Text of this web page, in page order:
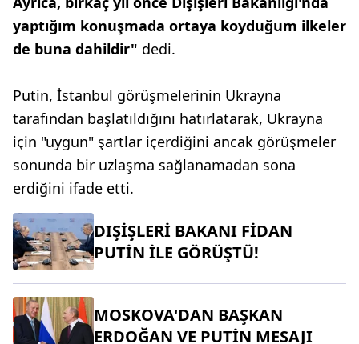
yaptığım konuşmada ortaya koyduğum ilkeler
de buna dahildir" dedi.
Putin, İstanbul görüşmelerinin Ukrayna
tarafından başlatıldığını hatırlatarak, Ukrayna
için "uygun" şartlar içerdiğini ancak görüşmeler
sonunda bir uzlaşma sağlanamadan sona
erdiğini ifade etti.
DIŞİŞLERİ BAKANI FİDAN
PUTİN İLE GÖRÜŞTÜ!
MOSKOVA'DAN BAŞKAN
ERDOĞAN VE PUTİN MESAJI